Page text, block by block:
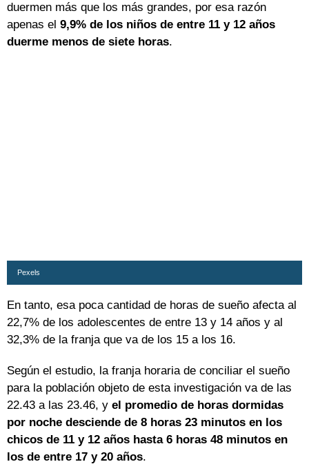
duermen más que los más grandes, por esa razón
apenas el 9,9% de los niños de entre 11 y 12 años
duerme menos de siete horas.
Pexels
En tanto, esa poca cantidad de horas de sueño afecta al
22,7% de los adolescentes de entre 13 y 14 años y al
32,3% de la franja que va de los 15 a los 16.
Según el estudio, la franja horaria de conciliar el sueño
para la población objeto de esta investigación va de las
22.43 a las 23.46, y el promedio de horas dormidas
por noche desciende de 8 horas 23 minutos en los
chicos de 11 y 12 años hasta 6 horas 48 minutos en
los de entre 17 y 20 años.